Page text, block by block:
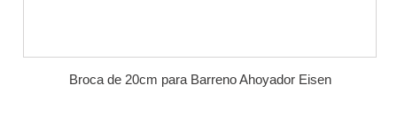
Broca de 20cm para Barreno Ahoyador Eisen